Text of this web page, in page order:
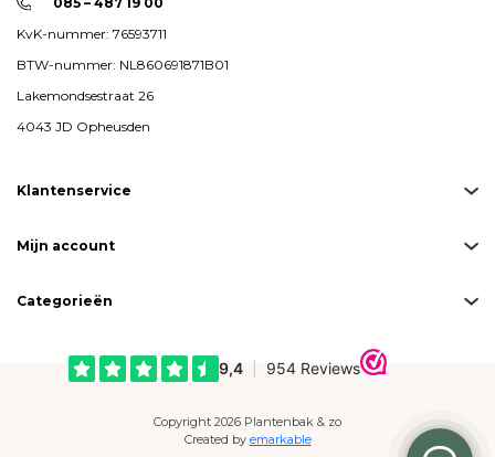
KvK-nummer: 76593711
BTW-nummer: NL860691871B01
Lakemondsestraat 26
4043 JD Opheusden
Klantenservice
Mijn account
Categorieën
Copyright 2026 Plantenbak & zo
Created by emarkable